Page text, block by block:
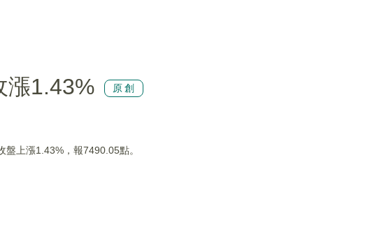
漲1.43% 原創
盤上漲1.43%，報7490.05點。